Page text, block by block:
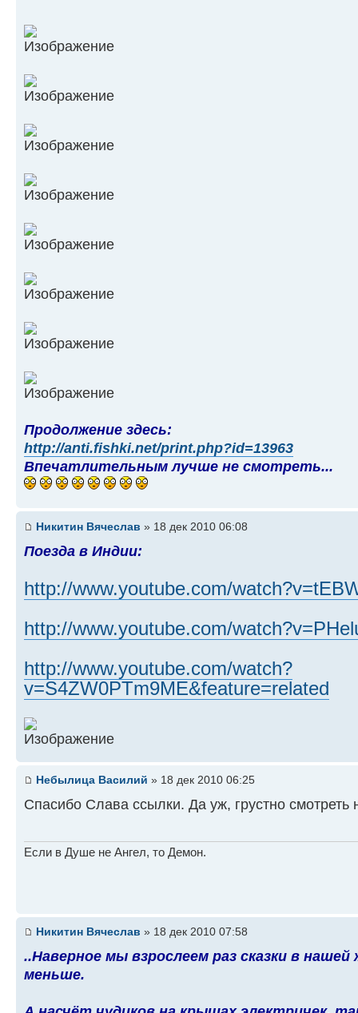
Продолжение здесь:
http://anti.fishki.net/print.php?id=13963
Впечатлительным лучше не смотреть...
Никитин Вячеслав » 18 дек 2010 06:08
Поезда в Индии:
http://www.youtube.com/
http://www.youtube.com/
http://www.youtube.com/watch?
v=S4ZW0PTm9ME&feature=related
Небылица Василий » 18 дек 2010 06:25
Спасибо Слава ссылки. Да уж, грустно смотреть
Если в Душе не Ангел, то Демон.
Никитин Вячеслав » 18 дек 2010 07:58
..Наверное мы взрослеем раз сказки в
меньше.